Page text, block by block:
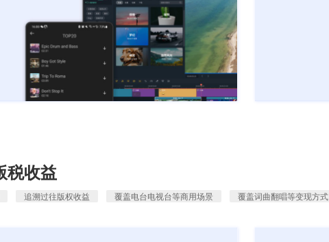
税收益
追溯过往版权收益 覆盖电台电视台等商用场景 覆盖词曲翻唱等变现方式